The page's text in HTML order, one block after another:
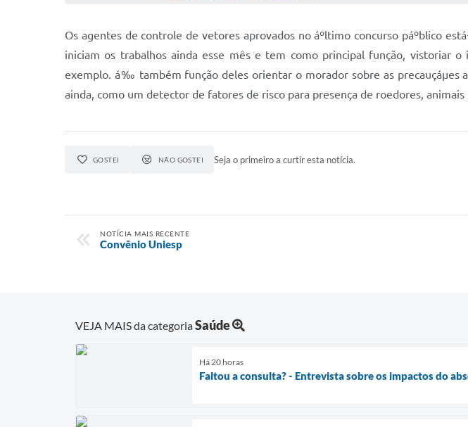
Os agentes de controle de vetores aprovados no áºltimo concurso páºblico
iniciam os trabalhos ainda esse mês e tem como principal função, vistoriar
exemplo. á‰ também função deles orientar o morador sobre as precauçáµes
ainda, como um detector de fatores de risco para presença de roedores,
GOSTEI NÃO GOSTEI Seja o primeiro a curtir esta notícia.
NOTÍCIA MAIS RECENTE
Convênio Uniesp
VEJA MAIS da categoriaSaúde
Há 20 horas
Faltou a consulta? - Entrevista sobre os impactos do